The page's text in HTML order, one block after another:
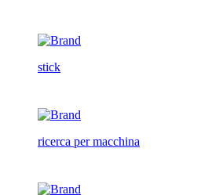
stick
ricerca per macchina